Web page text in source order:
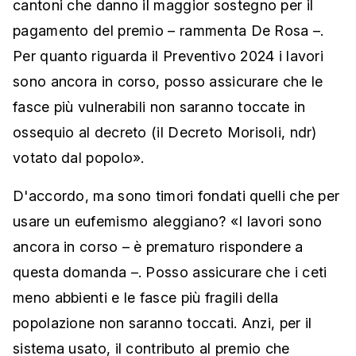
cantoni che danno il maggior sostegno per il
pagamento del premio – rammenta De Rosa –.
Per quanto riguarda il Preventivo 2024 i lavori
sono ancora in corso, posso assicurare che le
fasce più vulnerabili non saranno toccate in
ossequio al decreto (il Decreto Morisoli, ndr)
votato dal popolo».
D'accordo, ma sono timori fondati quelli che per
usare un eufemismo aleggiano? «I lavori sono
ancora in corso – è prematuro rispondere a
questa domanda –. Posso assicurare che i ceti
meno abbienti e le fasce più fragili della
popolazione non saranno toccati. Anzi, per il
sistema usato, il contributo al premio che